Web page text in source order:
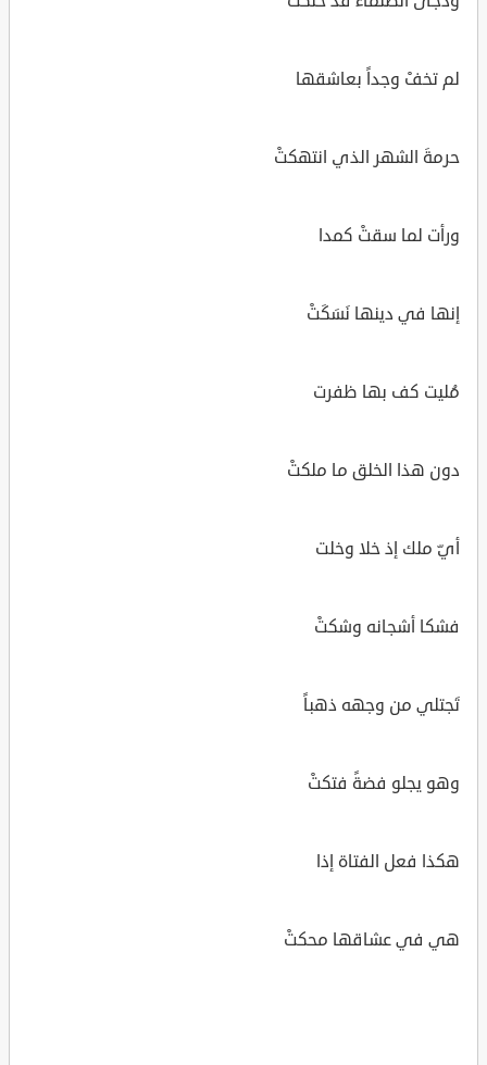
لم تخفْ وجداً بعاشقها
حرمةَ الشهر الذي انتهكتْ
ورأت لما سقتْ كمدا
إنها في دينها نَسَكَتْ
مُليت كف بها ظفرت
دون هذا الخلق ما ملكتْ
أيّ ملك إذ خلا وخلت
فشكا أشجانه وشكتْ
تَجتلي من وجهه ذهباً
وهو يجلو فضةً فتكتْ
هكذا فعل الفتاة إذا
هي في عشاقها محكتْ